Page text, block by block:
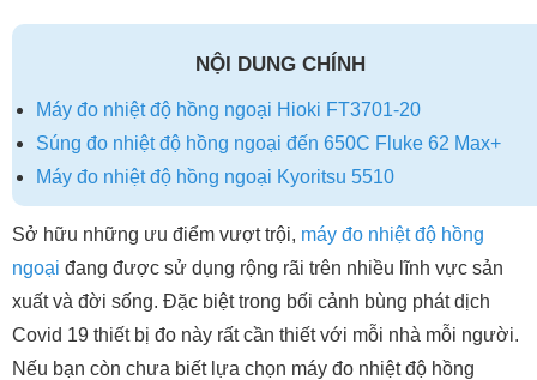
NỘI DUNG CHÍNH
Máy đo nhiệt độ hồng ngoại Hioki FT3701-20
Súng đo nhiệt độ hồng ngoại đến 650C Fluke 62 Max+
Máy đo nhiệt độ hồng ngoại Kyoritsu 5510
Sở hữu những ưu điểm vượt trội, máy đo nhiệt độ hồng
ngoại đang được sử dụng rộng rãi trên nhiều lĩnh vực sản
xuất và đời sống. Đặc biệt trong bối cảnh bùng phát dịch
Covid 19 thiết bị đo này rất cần thiết với mỗi nhà mỗi người.
Nếu bạn còn chưa biết lựa chọn máy đo nhiệt độ hồng